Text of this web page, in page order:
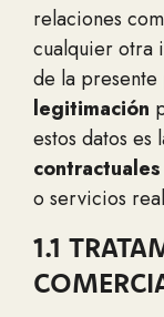
relaciones
cualquier otra
de la
legitimación
estos datos es
contractuales
o servicios
1.1